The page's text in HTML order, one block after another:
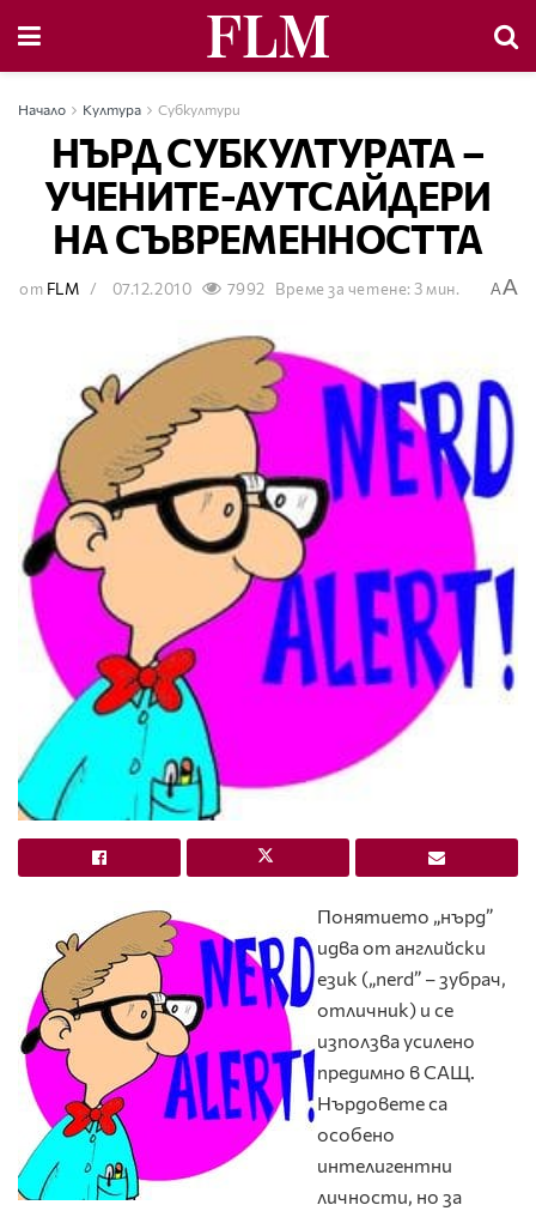
Начало Култура Субкултури
НЪРД СУБКУЛТУРАТА –
УЧЕНИТЕ-АУТСАЙДЕРИ
НА СЪВРЕМЕННОСТТА
от FLM 07.12.2010 7992 Време за четене: 3 мин. AA
Понятието „нърд”
идва от английски
език („nerd” – зубрач,
отличник) и се
използва усилено
предимно в САЩ.
Нърдовете са
особено
интелигентни
личности, но за